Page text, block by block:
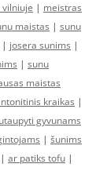
| meistras
maistas | sunu
| josera sunims |
| sunu
maistas
kraikas |
gyvunams
| šunims
| ar patiks tofu |